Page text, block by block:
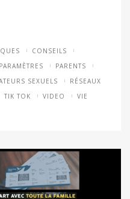
CONSEILS
PARAMÈTRES
PARENTS
SEXUELS
RÉSEAUX
TIK TOK VIDEO
VIE